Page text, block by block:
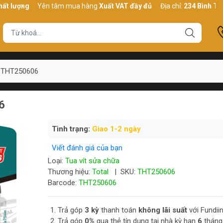
Yên tâm mua hàngXuất VAT đầy đủ Địa chỉ: 234 Bình Thới,
Tình trạng: Giao 1-2 ngày
Viết đánh giá của bạn
Loại: Tua vít sửa chữa
Thương hiệu: Total | SKU: THT250606
Barcode: THT250606
Trả góp 3 kỳthanh toán không lãi suấtvới Fundiin
Trả góp 0% qua thẻ tín dụng tại nhà kỳ hạn 6